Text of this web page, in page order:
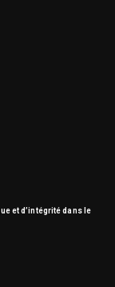
et d’intégrité dans le